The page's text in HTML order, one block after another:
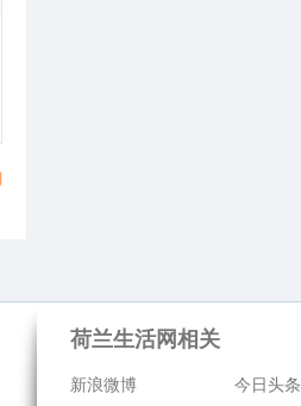
荷兰生活网相关
新浪微博 今日头条